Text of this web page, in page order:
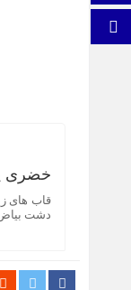
خضری
دشت بیاض